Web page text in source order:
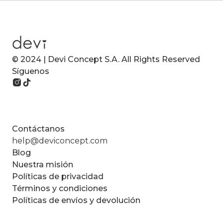
© 2024 | Devi Concept S.A. All Rights Reserved
Síguenos
Contáctanos
help@deviconcept.com
Blog
Nuestra misión
Políticas de privacidad
Términos y condiciones
Políticas de envíos y devolución